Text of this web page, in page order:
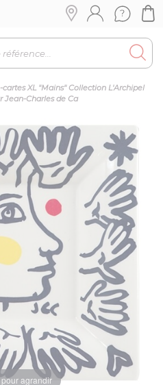
cartes XL "Mains" Collection L'Archipel
Jean-Charles de Ca
agrandir